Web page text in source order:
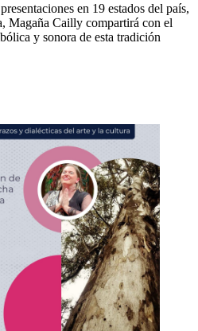
en 19 estados del país,
Magaña Cailly compartirá con el
y sonora de esta tradición